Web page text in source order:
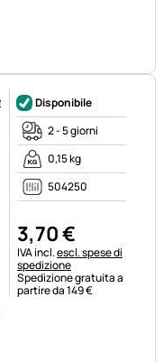
Disponibile
2 - 5 giorni
0,15 kg
504250
3,70€
Informazioni fiscali:
IVA incl.escl. spese di
spedizione
Spedizione gratuita a
partire da 149 €